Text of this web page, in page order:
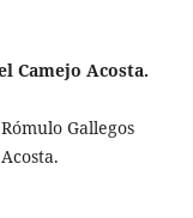
Camejo Acosta.
Gallegos